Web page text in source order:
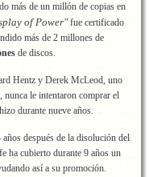
más de un millón de copias en
of Power"fue certificado
más de 2 millones de
de discos.
Hentz y Derek McLeod, uno
le intentaron comprar el
durante nueve años.
después de la disolución del
ha cubierto durante 9 años un
así a su promoción.